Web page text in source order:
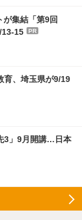
が集結「第9回
13-15
PR
育、埼玉県が9/19
3」9月開講…日本